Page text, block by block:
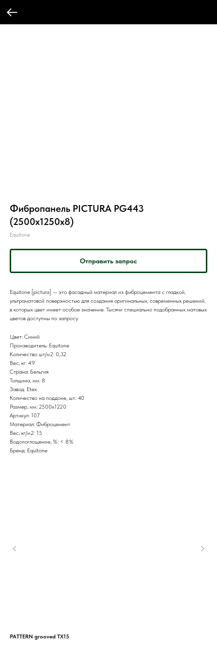
Фибропанель PICTURA PG443
(2500x1250x8)
Equitone
Отправить запрос
Equitone [pictura] — это фасадный материал из фиброцемента с гладкой,
ультраматовой поверхностью для создания оригинальных, современных решений,
в которых цвет имеет особое значение. Тысячи специально подобранных матовых
цветов доступны по запросу.
Цвет: Синий
Производитель: Equitone
Количество шт/м2: 0,32
Вес, кг: 49
Страна: Бельгия
Толщина, мм: 8
Завод: Etex
Количество на поддоне, шт.: 40
Размер, мм: 2500x1220
Артикул: 107
Материал: Фиброцемент
Вес, кг/м2: 15
Водопоглощение, %: < 8%
Бренд: Equitone
PATTERN grooved TX15